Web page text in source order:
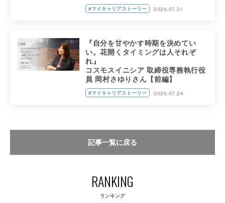
#マイキャリアストーリー 2026.07.31
『自分を甘やかす時期を決めてい
い。花開くタイミングは人それぞ
れ』
コスモスイニシア 取締役専務執行役
員 岡村さゆりさん【前編】
#マイキャリアストーリー 2026.07.24
記事一覧に戻る
RANKING
ランキング